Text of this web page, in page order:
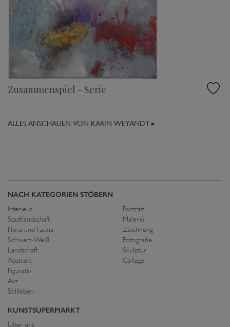
Zusammenspiel - Serie
ALLES ANSCHAUEN VON KARIN WEYANDT ▸
NACH KATEGORIEN STÖBERN
Interieur
Stadtlandschaft
Flora und Fauna
Schwarz-Weiß
Landschaft
Abstrakt
Figurativ
Akt
Stillleben
Portrait
Malerei
Zeichnung
Fotografie
Skulptur
Collage
KUNSTSUPERMARKT
Über uns